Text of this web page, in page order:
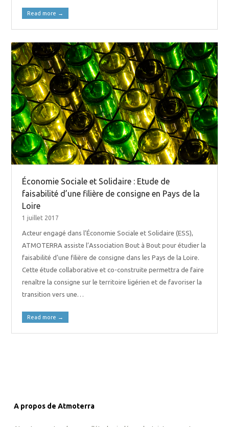
Read more →
Économie Sociale et Solidaire : Etude de
faisabilité d’une filière de consigne en Pays de la
Loire
1 juillet 2017
Acteur engagé dans l’Économie Sociale et Solidaire (ESS),
ATMOTERRA assiste l’Association Bout à Bout pour étudier la
faisabilité d’une filière de consigne dans les Pays de la Loire.
Cette étude collaborative et co-construite permettra de faire
renaître la consigne sur le territoire ligérien et de favoriser la
transition vers une…
Read more →
A propos de Atmoterra